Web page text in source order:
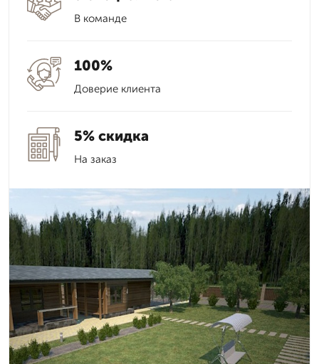
В команде
100%
Доверие клиента
5% скидка
На заказ